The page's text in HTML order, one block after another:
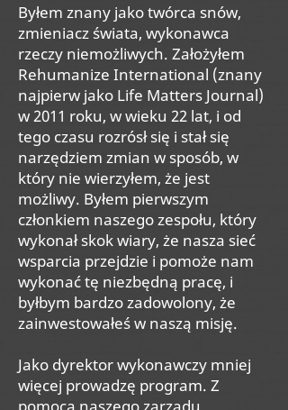
Byłem znany jako twórca snów,
zmieniacz świata, wykonawca
rzeczy niemożliwych. Założyłem
Rehumanize International (znany
najpierw jako Life Matters Journal)
w 2011 roku, w wieku 22 lat, i od
tego czasu rozrósł się i stał się
narzędziem zmian w sposób, w
który nie wierzyłem, że jest
możliwy. Byłem pierwszym
członkiem naszego zespołu, który
wykonał skok wiary, że nasza sieć
wsparcia przejdzie i pomoże nam
wykonać tę niezbędną pracę, i
byłbym bardzo zadowolony, że
zainwestowałeś w naszą misję.
Jako dyrektor wykonawczy mniej
więcej prowadzę program. Z